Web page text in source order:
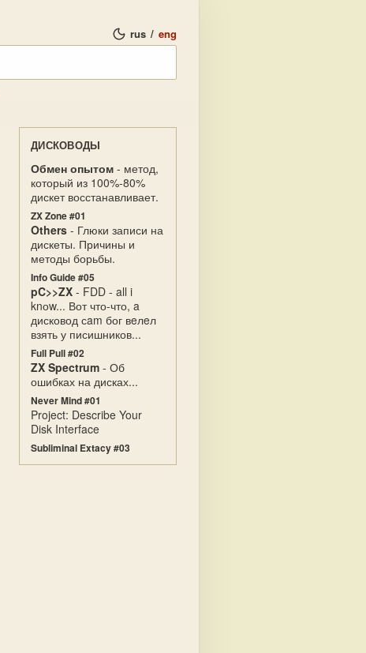
rus / eng
ДИСКОВОДЫ
Обмен опытом - метод,
который из 100%-80%
дискет восстанавливает.
ZX Zone #01
Others - Глюки записи на
дискеты. Причины и
методы борьбы.
Info Guide #05
pC>>ZX - FDD - all i
knоw... Вот что-что, a
дисковод сam бог вeлeл
взять у писишников...
Full Pull #02
ZX Spectrum - Об
ошибках на дисках...
Never Mind #01
Project: Describe Your
Disk Interface
Subliminal Extacy #03